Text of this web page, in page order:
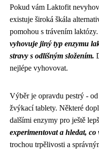
Pokud vám Laktofit
existuje široká škála
pomohou s trávením laktózy.
vyhovuje jiný typ enzymu
stravy s odlišným složením.
nejlépe vyhovovat.
Výběr je opravdu pestrý -
žvýkací tablety. Některé
dalšími enzymy pro ještě
experimentovat a hledat, co
trochou trpělivosti a